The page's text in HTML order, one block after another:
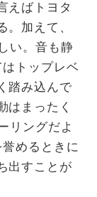
えばトヨタ
。加えて、
い。音も静
トップレベ
踏み込んで
はまったく
リングだよ
めるときに
出すことが